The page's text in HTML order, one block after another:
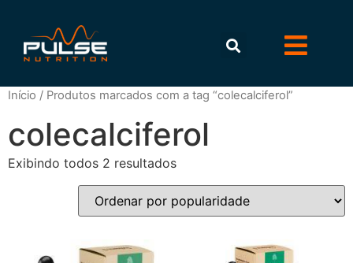
Início / Produtos marcados com a tag “colecalciferol”
colecalciferol
Exibindo todos 2 resultados